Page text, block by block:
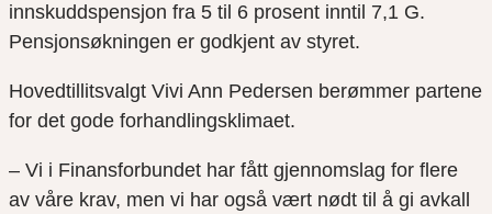
innskuddspensjon fra 5 til 6 prosent inntil 7,1 G.
Pensjonsøkningen er godkjent av styret.
Hovedtillitsvalgt Vivi Ann Pedersen berømmer partene
for det gode forhandlingsklimaet.
– Vi i Finansforbundet har fått gjennomslag for flere
av våre krav, men vi har også vært nødt til å gi avkall